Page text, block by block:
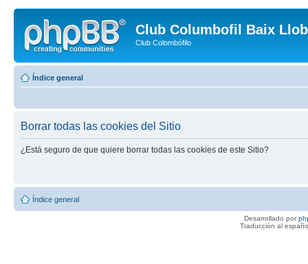
Club Columbofil Baix
Club Colombófilo
Índice general
Borrar todas las cookies del Sitio
¿Está seguro de que quiere borrar todas las cookies de este Sitio?
Índice general
Desarrollado por
Traducción al